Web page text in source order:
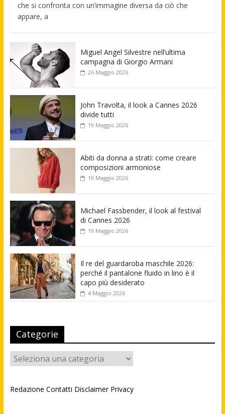
che si confronta con un’immagine diversa da ciò che
appare, a
Miguel Angel Silvestre nell’ultima
campagna di Giorgio Armani
26 Maggio 2026
John Travolta, il look a Cannes 2026
divide tutti
19 Maggio 2026
Abiti da donna a strati: come creare
composizioni armoniose
19 Maggio 2026
Michael Fassbender, il look al festival
di Cannes 2026
19 Maggio 2026
Il re del guardaroba maschile 2026:
perché il pantalone fluido in lino è il
capo più desiderato
4 Maggio 2026
Categorie
Categorie
Redazione Contatti Disclaimer Privacy